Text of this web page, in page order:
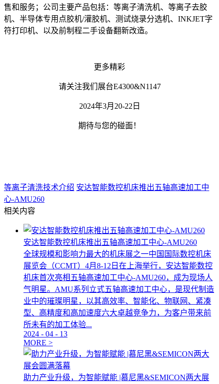
售和服务；公司主要产品包括：等离子清洗机、等离子去胶
机、半导体专用点胶机/灌胶机、测试烧录分选机、INKJET字
符打印机、以及前制程二手设备翻新改造。
更多精彩
请关注我们展台E4300&N1147
2024年3月20-22日
期待与您的碰面！
等离子清洗技术介绍 安达智能数控机床推出五轴高速加工中
心-AMU260
相关内容
安达智能数控机床推出五轴高速加工中心-AMU260
全球规模和影响力最大的机床展之一中国国际数控机床
展览会（CCMT）4月8-12日在上海举行，安达智能数控
机床首次亮相五轴高速加工中心-AMU260，成为现场人
气明星。AMU系列立式五轴高速加工中心，是现代制造
业中的璀璨明星，以其高效率、智能化、物联网、紧凑
型、高精度和高加速度六大卓越竞争力，为客户带来前
所未有的加工体验...
2024 - 04 - 13
MORE >
助力产业升级，为智能赋能 |慕尼黑&SEMICON两大展